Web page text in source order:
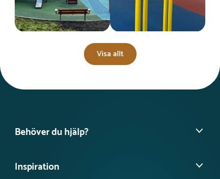
Visa allt
Behöver du hjälp?
Vanliga frågor
Inspiration